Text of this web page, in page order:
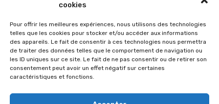
cookies
Pour offrir les meilleures expériences, nous utilisons des technologies
telles que les cookies pour stocker et/ou accéder aux informations
des appareils. Le fait de consentir à ces technologies nous permettra
de traiter des données telles que le comportement de navigation ou
les ID uniques sur ce site. Le fait de ne pas consentir ou de retirer son
consentement peut avoir un effet négatif sur certaines
caractéristiques et fonctions.